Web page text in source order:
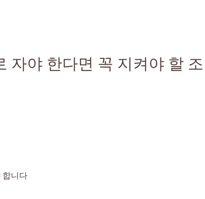
자야 한다면 꼭 지켜야 할
합니다